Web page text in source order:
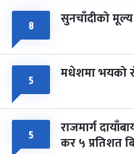
८ सुनचाँदीको
५ मधेशमा भयको
५ राजमार्ग
कर ५ प्रतिशत